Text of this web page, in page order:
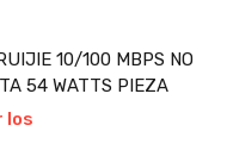
10/100 MBPS NO
54 WATTS PIEZA
los